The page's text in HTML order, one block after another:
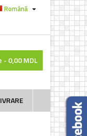
Română 
- 0,00 MDL